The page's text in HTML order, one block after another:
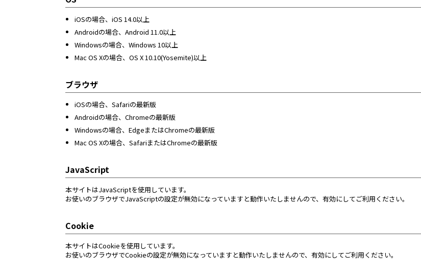
iOSの場合、iOS 14.0以上
Androidの場合、Android 11.0以上
Windowsの場合、Windows 10以上
Mac OS Xの場合、OS X 10.10(Yosemite)以上
ブラウザ
iOSの場合、Safariの最新版
Androidの場合、Chromeの最新版
Windowsの場合、EdgeまたはChromeの最新版
Mac OS Xの場合、SafariまたはChromeの最新版
JavaScript
本サイトはJavaScriptを使用しています。
お使いのブラウザでJavaScriptの設定が無効になっていますと動作いたしませんので、有効にしてご利用ください。
Cookie
本サイトはCookieを使用しています。
お使いのブラウザでCookieの設定が無効になっていますと動作いたしませんので、有効にしてご利用ください。